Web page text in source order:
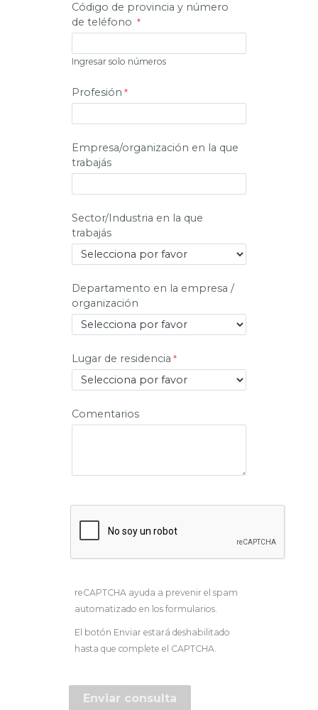
Código de provincia y número
de teléfono
Ingresar solo números
Profesión
Empresa/organización en la que
trabajás
Sector/Industria en la que
trabajás
Departamento en la empresa /
organización
Lugar de residencia
Comentarios
reCAPTCHA ayuda a prevenir el spam
automatizado en los formularios.
El botón Enviar estará deshabilitado
hasta que complete el CAPTCHA.